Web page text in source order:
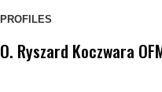
PROFILES
O. Ryszard Koczwara